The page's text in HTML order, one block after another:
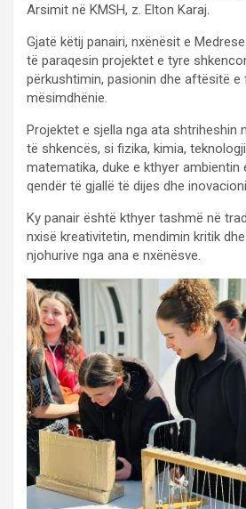
Arsimit në KMSH, z. Elton Karaj.
Gjatë këtij panairi, nxënësit e
të paraqesin projektet e tyre
përkushtimin, pasionin dhe aftësitë e
mësimdhënie.
Projektet e sjella nga ata shtriheshin
të shkencës, si fizika, kimia,
matematika, duke e kthyer ambientin
qendër të gjallë të dijes dhe
Ky panair është kthyer tashmë në
nxisë kreativitetin, mendimin kritik
njohurive nga ana e nxënësve.